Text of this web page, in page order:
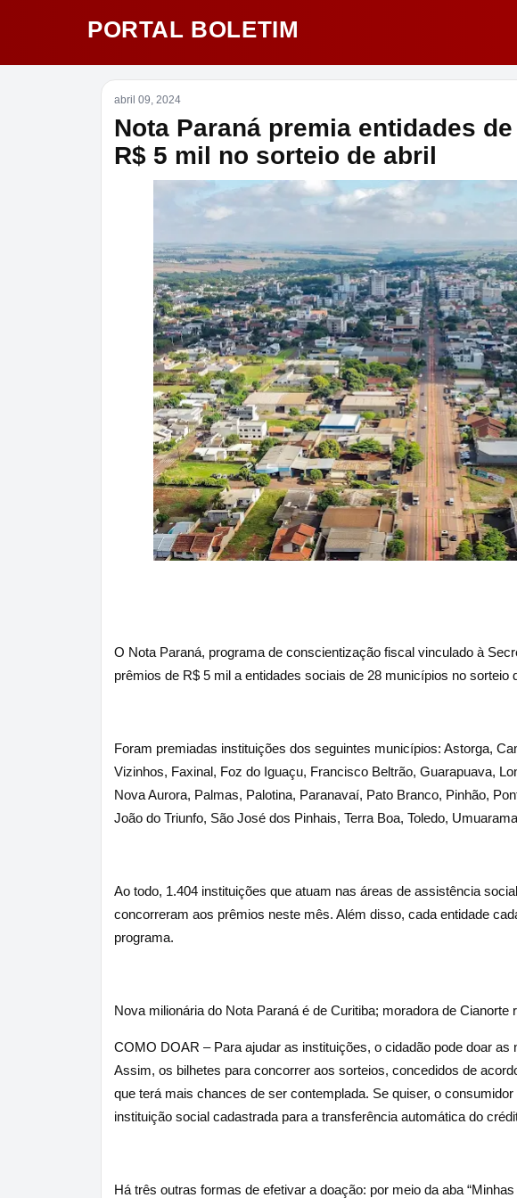
PORTAL BOLETIM
abril 09, 2024
Nota Paraná premia entidades
R$ 5 mil no sorteio de abril
O Nota Paraná, programa de conscientização fiscal vinculado à
prêmios de R$ 5 mil a entidades sociais de 28 municípios no sorteio
Foram premiadas instituições dos seguintes municípios: Astorga,
Vizinhos, Faxinal, Foz do Iguaçu, Francisco Beltrão, Guarapuava,
Nova Aurora, Palmas, Palotina, Paranavaí, Pato Branco, Pinhão,
João do Triunfo, São José dos Pinhais, Terra Boa, Toledo,
Ao todo, 1.404 instituições que atuam nas áreas de assistência
concorreram aos prêmios neste mês. Além disso, cada entidade
programa.
Nova milionária do Nota Paraná é de Curitiba; moradora de Cianorte
COMO DOAR – Para ajudar as instituições, o cidadão pode doar as
Assim, os bilhetes para concorrer aos sorteios, concedidos de
que terá mais chances de ser contemplada. Se quiser, o
instituição social cadastrada para a transferência automática do
Há três outras formas de efetivar a doação: por meio da aba